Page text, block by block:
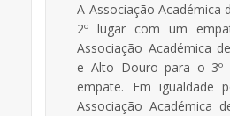
A Associação Académica
2º lugar com um
Associação Académica
e Alto Douro para o 3º
empate. Em igualdade
Associação Académica